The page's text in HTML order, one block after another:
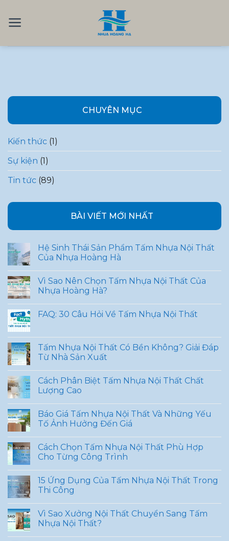
CHUYÊN MỤC
Kiến thức (1)
Sự kiện (1)
Tin tức (89)
BÀI VIẾT MỚI NHẤT
Hệ Sinh Thái Sản Phẩm Tấm Nhựa Nội Thất
Của Nhựa Hoàng Hà
Vì Sao Nên Chọn Tấm Nhựa Nội Thất Của
Nhựa Hoàng Hà?
FAQ: 30 Câu Hỏi Về Tấm Nhựa Nội Thất
Tấm Nhựa Nội Thất Có Bền Không? Giải Đáp
Từ Nhà Sản Xuất
Cách Phân Biệt Tấm Nhựa Nội Thất Chất
Lượng Cao
Báo Giá Tấm Nhựa Nội Thất Và Những Yếu
Tố Ảnh Hưởng Đến Giá
Cách Chọn Tấm Nhựa Nội Thất Phù Hợp
Cho Từng Công Trình
15 Ứng Dụng Của Tấm Nhựa Nội Thất Trong
Thi Công
Vì Sao Xưởng Nội Thất Chuyển Sang Tấm
Nhựa Nội Thất?